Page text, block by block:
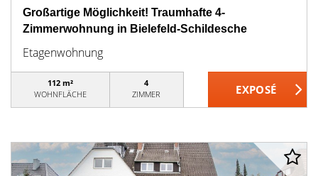
Großartige Möglichkeit! Traumhafte 4-
Zimmerwohnung in Bielefeld-Schildesche
Etagenwohnung
112 m²
WOHNFLÄCHE
4
ZIMMER